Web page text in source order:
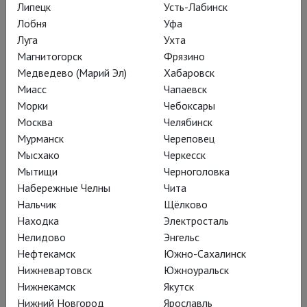
в румынском госпитале.
В 1988 году участвовала в первой записи полной версии
известного мюзикла Джерома Керна «Плавучий театр», где
исполнила партию Джули ЛаВерн. Эта запись мюзикла
многими критиками считается лучшей.
Тереза Стратас оставила оперную карьеру в 1998 году.
Проживает во Флориде. Удостоена премии Генерал-
губернатора Канады в области сценического искусства,
звезды на Канадской аллее славы и Ордена Канады –
высшей национальной награды этой страны.
Постановки
Липецк
Лобня
Луга
Магнитогорск
Медведево (Марий Эл)
Миасс
Морки
Москва
Мурманск
Мысхако
Мытищи
Набережные Челны
Нальчик
Находка
Нелидово
Нефтекамск
Нижневартовск
Нижнекамск
Нижний Новгород
Усть-Лабинск
Уфа
Ухта
Фрязино
Хабаровск
Чапаевск
Чебоксары
Челябинск
Череповец
Черкесск
Черноголовка
Чита
Щёлково
Электросталь
Энгельс
Южно-Сахалинск
Южноуральск
Якутск
Ярославль